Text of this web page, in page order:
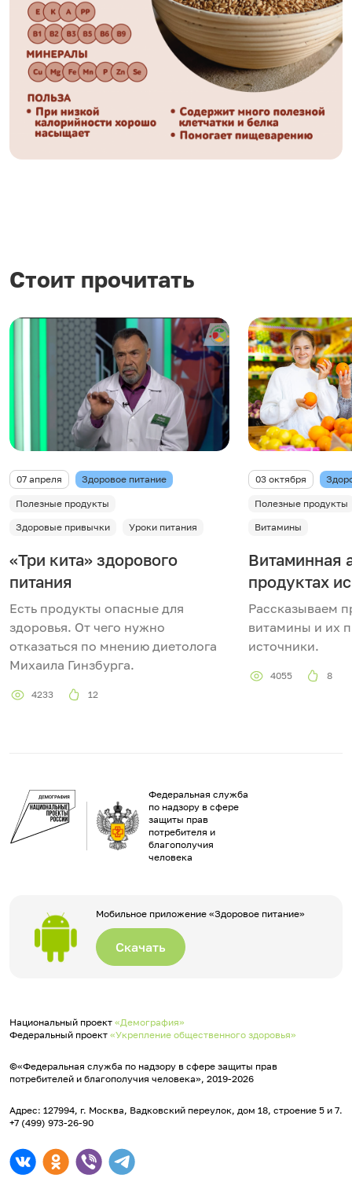
Стоит прочитать
07 апреля Здоровое питание
Полезные продукты
Здоровые привычки
Уроки питания
«Три кита» здорового
питания
Есть продукты опасные для
здоровья. От чего нужно
отказаться по мнению диетолога
Михаила Гинзбурга.
4233 12
03 октября
Полезные продукты
Витамины
Витаминная
продуктах
Рассказываем
витамины и их
источники.
4055 8
Федеральная служба
по надзору в сфере
защиты прав
потребителя и
благополучия
человека
Мобильное приложение «Здоровое питание»
Скачать
Национальный проект «Демография»
Федеральный проект «Укрепление общественного здоровья»
©«Федеральная служба по надзору в сфере защиты прав
потребителей и благополучия человека», 2019-2026
Адрес: 127994, г. Москва, Вадковский переулок, дом 18, строение 5 и 7.
+7 (499) 973-26-90